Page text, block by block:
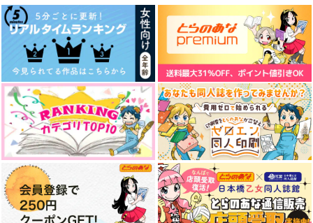
ぴかぴかや
1,572円（税込）
山姥切国広×山姥切長義
サンプル
作品詳細
円（税込）
サンプル
作品詳細
605円 （税込）
タバサ・マクニール
サンプル
作品詳細